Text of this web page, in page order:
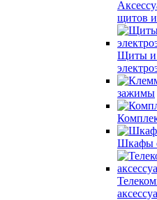
щитов
Щиты и
зажимы
Шкафы